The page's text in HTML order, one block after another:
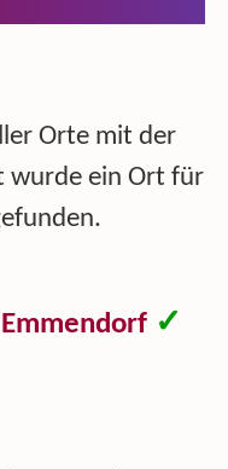
Orte mit der
wurde ein Ort für
✓